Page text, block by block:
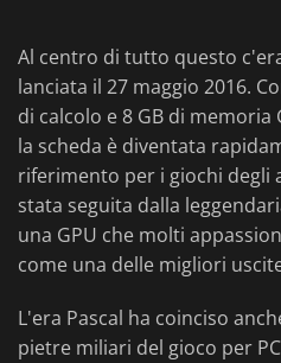
Al centro di tutto questo
lanciata il 27 maggio 2016.
di calcolo e 8 GB di memoria
la scheda è diventata
riferimento per i giochi degli
stata seguita dalla
una GPU che molti
come una delle migliori
L'era Pascal ha coinciso
pietre miliari del gioco per